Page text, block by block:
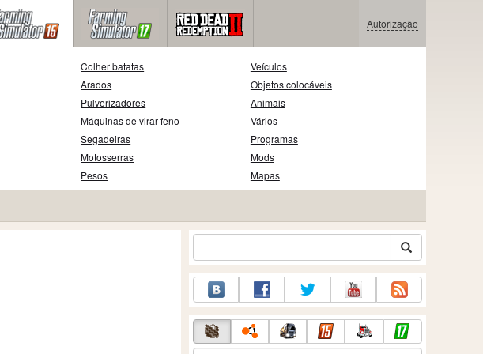
Autorização
Colher batatas
Arados
Pulverizadores
Máquinas de virar feno
Segadeiras
Motosserras
Pesos
Veículos
Objetos colocáveis
Animais
Vários
Programas
Mods
Mapas